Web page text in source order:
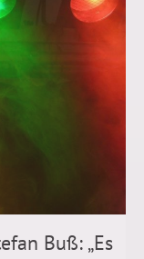
Buß: „Es